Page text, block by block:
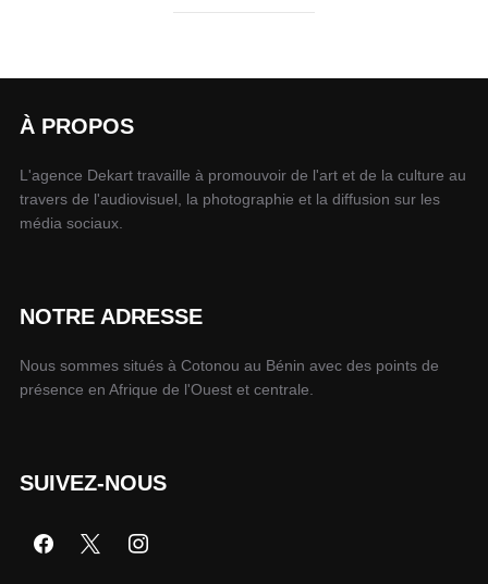
À PROPOS
L'agence Dekart travaille à promouvoir de l'art et de la culture au
travers de l'audiovisuel, la photographie et la diffusion sur les
média sociaux.
NOTRE ADRESSE
Nous sommes situés à Cotonou au Bénin avec des points de
présence en Afrique de l'Ouest et centrale.
SUIVEZ-NOUS